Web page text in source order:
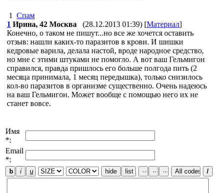
1 Спам
1 Ирина, 42 Москва (28.12.2013 01:39) [Материал]
Конечно, о таком не пишут...но все же хочется оставить
отзыв: нашли каких-то паразитов в крови. И шишки
кедровые варила, делала настой, вроде народное средство,
но мне с этими штуками не помогло. А вот ваш Гельмигон
справился, правда пришлось его больше полгода пить (2
месяца принимала, 1 месяц передышка), только снизилось
кол-во паразитов в организме существенно. Очень надеюсь
на ваш Гельмигон. Может вообще с помощью него их не
станет вовсе.
Имя
*:
Email
*: